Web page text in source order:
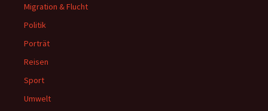
Migration & Flucht
Politik
Porträt
Reisen
Sport
Umwelt